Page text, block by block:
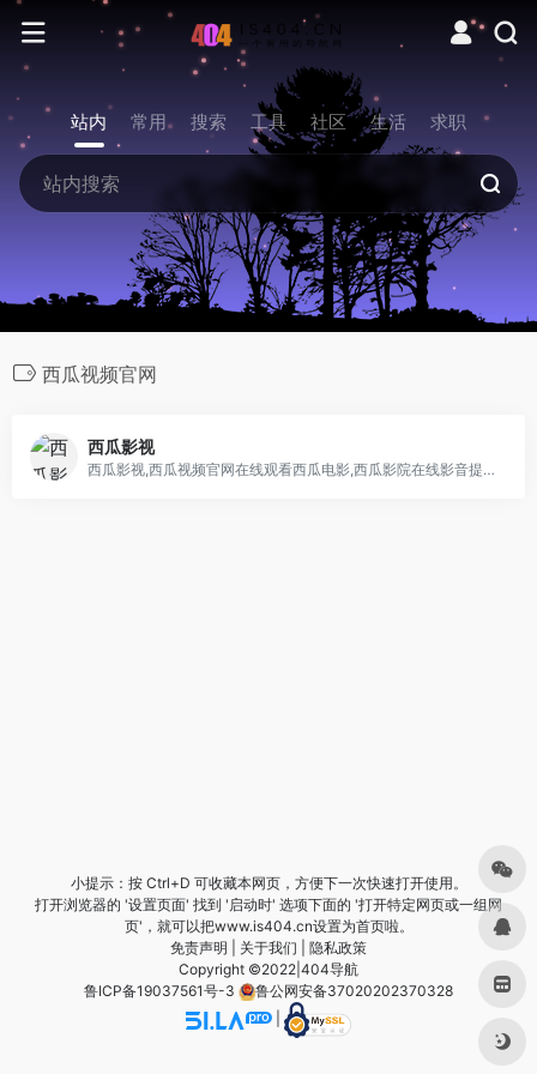
站内 常用 搜索 工具 社区 生活 求职
西瓜视频官网
西瓜影视
西瓜影视,西瓜视频官网在线观看西瓜电影,西瓜影院在线影音提供最新好看的电影电视剧,西瓜影音在线播放,西瓜影视大全高清版手机在线观看电影,西瓜网,西瓜电影网在线播放,手机电影网更新最快的电影网站。
小提示：按 Ctrl+D 可收藏本网页，方便下一次快速打开使用。
打开浏览器的 '设置页面' 找到 '启动时' 选项下面的 '打开特定网页或一组网
页'，就可以把www.is404.cn设置为首页啦。
免责声明
关于我们
隐私政策
Copyright ©2022| 404导航
鲁ICP备19037561号-3
鲁公网安备37020202370328
|